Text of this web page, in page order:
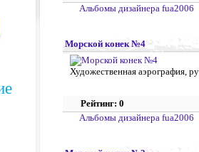
Альбомы дизайнера fua2006
Морской конек №4
Художественная аэрография,
Рейтинг: 0
Альбомы дизайнера fua2006